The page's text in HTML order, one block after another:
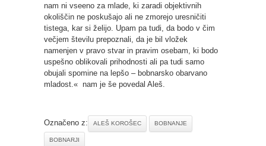
nam ni vseeno za mlade, ki zaradi objektivnih
okoliščin ne poskušajo ali ne zmorejo uresničiti
tistega, kar si želijo. Upam pa tudi, da bodo v čim
večjem številu prepoznali, da je bil vložek
namenjen v pravo stvar in pravim osebam, ki bodo
uspešno oblikovali prihodnosti ali pa tudi samo
obujali spomine na lepšo – bobnarsko obarvano
mladost.« nam je še povedal Aleš.
Označeno z: ALEŠ KOROŠEC BOBNANJE
BOBNARJI